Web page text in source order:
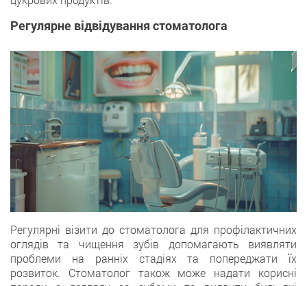
Регулярне відвідування стоматолога
Регулярні візити до стоматолога для профілактичних
оглядів та чищення зубів допомагають виявляти
проблеми на ранніх стадіях та попереджати їх
розвиток. Стоматолог також може надати корисні